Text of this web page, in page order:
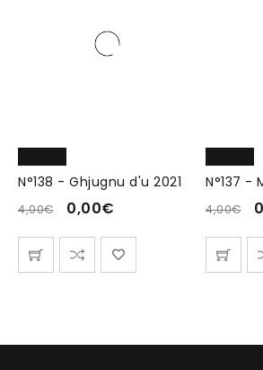
N°138 - Ghjugnu d'u 2021
4,00€ 0,00€
N°137 -
4,00€